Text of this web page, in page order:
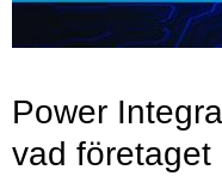
Power
vad företaget